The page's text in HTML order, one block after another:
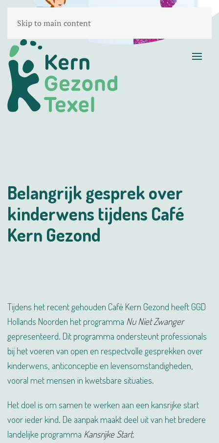
Skip to main content
Belangrijk gesprek over
kinderwens tijdens Café
Kern Gezond
Tijdens het recent gehouden Café Kern Gezond heeft GGD
Hollands Noorden het programma Nu Niet Zwanger
gepresenteerd. Dit programma ondersteunt professionals
bij het voeren van open en respectvolle gesprekken over
kinderwens, anticonceptie en levensomstandigheden,
vooral met mensen in kwetsbare situaties.
Het doel is om samen te werken aan een kansrijke start
voor ieder kind. De aanpak maakt deel uit van het bredere
landelijke programma Kansrijke Start.